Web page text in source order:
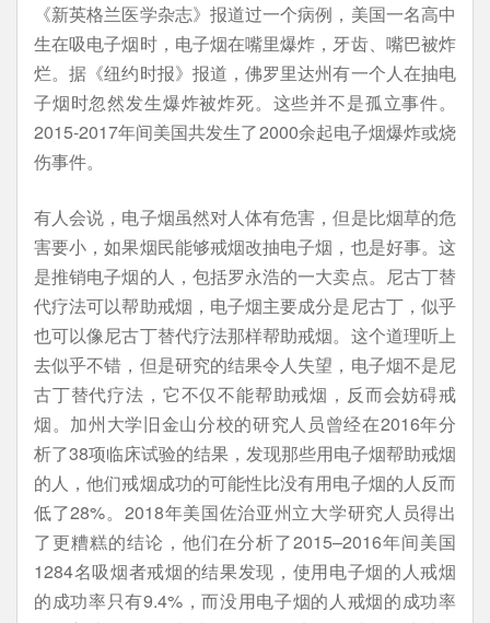
《新英格兰医学杂志》报道过一个病例，美国一名高中
生在吸电子烟时，电子烟在嘴里爆炸，牙齿、嘴巴被炸
烂。据《纽约时报》报道，佛罗里达州有一个人在抽电
子烟时忽然发生爆炸被炸死。这些并不是孤立事件。
2015-2017年间美国共发生了2000余起电子烟爆炸或烧
伤事件。
有人会说，电子烟虽然对人体有危害，但是比烟草的危
害要小，如果烟民能够戒烟改抽电子烟，也是好事。这
是推销电子烟的人，包括罗永浩的一大卖点。尼古丁替
代疗法可以帮助戒烟，电子烟主要成分是尼古丁，似乎
也可以像尼古丁替代疗法那样帮助戒烟。这个道理听上
去似乎不错，但是研究的结果令人失望，电子烟不是尼
古丁替代疗法，它不仅不能帮助戒烟，反而会妨碍戒
烟。加州大学旧金山分校的研究人员曾经在2016年分
析了38项临床试验的结果，发现那些用电子烟帮助戒烟
的人，他们戒烟成功的可能性比没有用电子烟的人反而
低了28%。2018年美国佐治亚州立大学研究人员得出
了更糟糕的结论，他们在分析了2015–2016年间美国
1284名吸烟者戒烟的结果发现，使用电子烟的人戒烟
的成功率只有9.4%，而没用电子烟的人戒烟的成功率